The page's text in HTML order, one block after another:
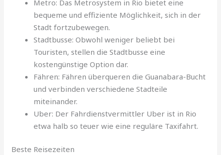
Metro: Das Metrosystem in Rio bietet eine
bequeme und effiziente Möglichkeit, sich in der
Stadt fortzubewegen.
Stadtbusse: Obwohl weniger beliebt bei
Touristen, stellen die Stadtbusse eine
kostengünstige Option dar.
Fähren: Fähren überqueren die Guanabara-Bucht
und verbinden verschiedene Stadteile
miteinander.
Uber: Der Fahrdienstvermittler Uber ist in Rio
etwa halb so teuer wie eine reguläre Taxifahrt.
Beste Reisezeiten